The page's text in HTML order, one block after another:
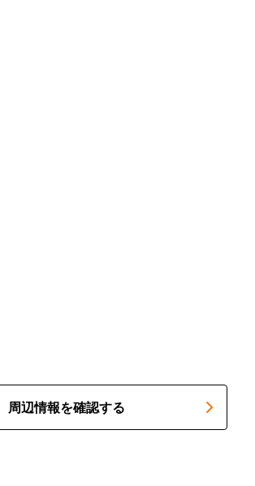
周辺情報を確認する